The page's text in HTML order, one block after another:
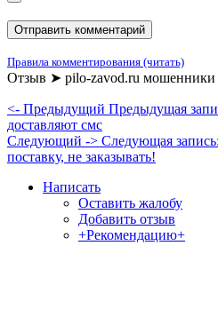
Правила комментирования (читать)
Отзыв ➤ pilo-zavod.ru мошенники
<- Предыдущий Предыдущая
доставляют смс
Следующий -> Следующая запись:
поставку, не заказывать!
Написать
Оставить жалобу
Добавить отзыв
+Рекомендацию+